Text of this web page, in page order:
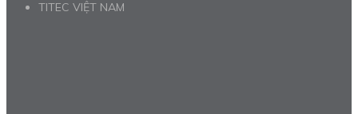
TITEC VIỆT NAM